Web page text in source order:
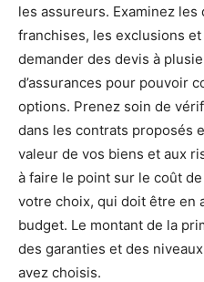
les assureurs. Examinez
franchises, les exclusions et
demander des devis à
d’assurances pour pouvoir
options. Prenez soin de
dans les contrats proposés
valeur de vos biens et aux
à faire le point sur le coût
votre choix, qui doit être en
budget. Le montant de la
des garanties et des
avez choisis.